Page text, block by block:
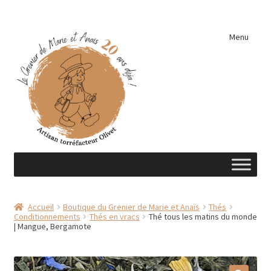
navigation
contenu
Menu
A découvrir …
Accueil Boutique du Grenier de Marie et Anaïs
Thés
Conditionnements
Thés en vracs
Thé tous les matins du monde
| Mangue, Bergamote